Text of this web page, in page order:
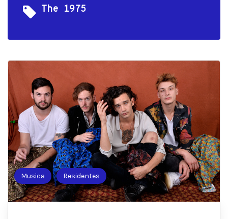
The 1975
Musica Residentes